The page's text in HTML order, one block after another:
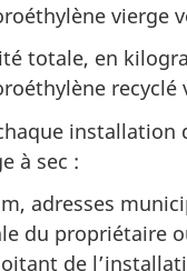
vierge
totale, en
recyclé
installation
à sec :
adresses
du propriétaire
de